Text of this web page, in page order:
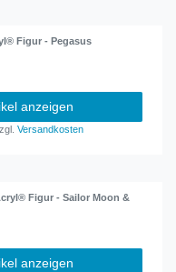
Figur - Pegasus
anzeigen
Versandkosten
Figur - Sailor Moon &
anzeigen